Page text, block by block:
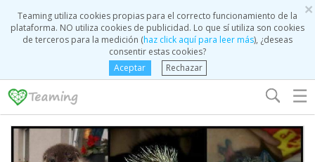
×
Teaming utiliza cookies propias para el correcto funcionamiento de la
plataforma. NO utiliza cookies de publicidad. Lo que sí utiliza son cookies
de terceros para la medición (haz click aquí para leer más), ¿deseas
consentir estas cookies?
Aceptar
Rechazar
☰